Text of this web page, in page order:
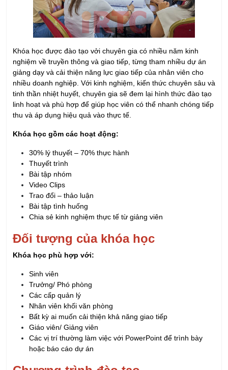
Khóa học được đào tạo vởi chuyên gia có nhiều năm kinh
nghiệm về truyền thông và giao tiếp, từng tham nhiều dự án
giảng dạy và cải thiện năng lực giao tiếp của nhân viên cho
nhiều doanh nghiệp. Với kinh nghiệm, kiến thức chuyên sâu và
tinh thần nhiệt huyết, chuyên gia sẽ đem lại hình thức đào tạo
linh hoạt và phù hợp để giúp học viên có thể nhanh chóng tiếp
thu và áp dụng hiệu quả vào thực tế.
Khóa học gồm các hoạt động:
30% lý thuyết – 70% thực hành
Bài tập nhóm
Video Clips
Trao đổi – thảo luận
Bài tập tình huống
Chia sẻ kinh nghiệm thực tế từ giảng viên
Đối tượng của khóa học
Khóa học phù hợp với:
Sinh viên
Các cấp quản lý
Nhân viên khối văn phòng
Bất kỳ ai muốn cải thiện khả năng giao tiếp
Giáo viên/ Giảng viên
Các vị trí thường làm việc với PowerPoint để trình bày
hoặc báo cáo dự án
Chương trình đào tạo